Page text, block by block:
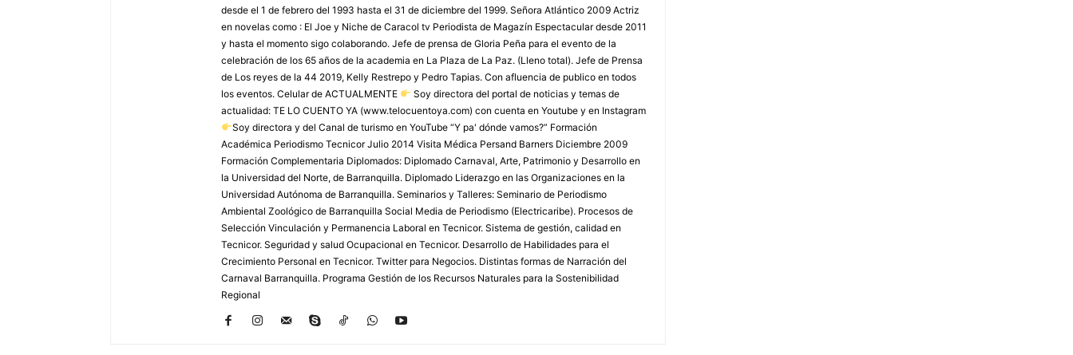
desde el 1 de febrero del 1993 hasta el 31 de diciembre del 1999. Señora Atlántico 2009 Actriz
en novelas como : El Joe y Niche de Caracol tv Periodista de Magazín Espectacular desde 2011
y hasta el momento sigo colaborando. Jefe de prensa de Gloria Peña para el evento de la
celebración de los 65 años de la academia en La Plaza de La Paz. (Lleno total). Jefe de Prensa
de Los reyes de la 44 2019, Kelly Restrepo y Pedro Tapias. Con afluencia de publico en todos
los eventos. Celular de ACTUALMENTE
Soy directora del portal de noticias y temas de
actualidad: TE LO CUENTO YA (www.telocuentoya.com) con cuenta en Youtube y en Instagram
Soy directora y del Canal de turismo en YouTube “Y pa' dónde vamos?” Formación
Académica Periodismo Tecnicor Julio 2014 Visita Médica Persand Barners Diciembre 2009
Formación Complementaria Diplomados: Diplomado Carnaval, Arte, Patrimonio y Desarrollo en
la Universidad del Norte, de Barranquilla. Diplomado Liderazgo en las Organizaciones en la
Universidad Autónoma de Barranquilla. Seminarios y Talleres: Seminario de Periodismo
Ambiental Zoológico de Barranquilla Social Media de Periodismo (Electricaribe). Procesos de
Selección Vinculación y Permanencia Laboral en Tecnicor. Sistema de gestión, calidad en
Tecnicor. Seguridad y salud Ocupacional en Tecnicor. Desarrollo de Habilidades para el
Crecimiento Personal en Tecnicor. Twitter para Negocios. Distintas formas de Narración del
Carnaval Barranquilla. Programa Gestión de los Recursos Naturales para la Sostenibilidad
Regional